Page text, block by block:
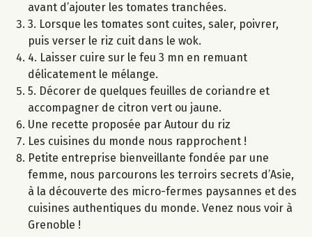
avant d’ajouter les tomates tranchées.
3. Lorsque les tomates sont cuites, saler, poivrer,
puis verser le riz cuit dans le wok.
4. Laisser cuire sur le feu 3 mn en remuant
délicatement le mélange.
5. Décorer de quelques feuilles de coriandre et
accompagner de citron vert ou jaune.
Une recette proposée par Autour du riz
Les cuisines du monde nous rapprochent !
Petite entreprise bienveillante fondée par une
femme, nous parcourons les terroirs secrets d’Asie,
à la découverte des micro-fermes paysannes et des
cuisines authentiques du monde. Venez nous voir à
Grenoble !